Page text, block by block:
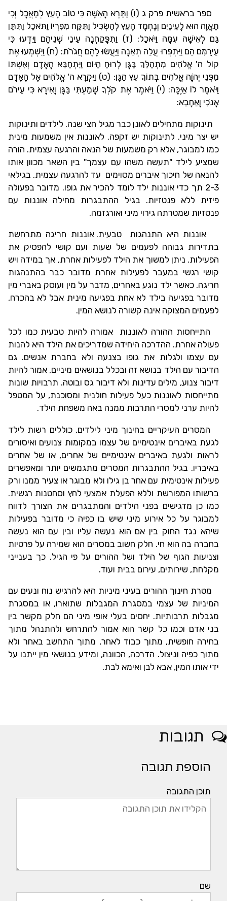
ספר בראשית פרק ג (ו) וַתֵּרֶא הָאִשָּׁה כִּי טוֹב הָעֵץ לְמַאֲכָל וְכִי
תַאֲוָה הוּא לָעֵינַיִם וְנֶחְמָד הָעֵץ לְהַשְׂכִּיל וַתִּקַּח מִפִּרְיוֹ וַתֹּאכַל וַתִּתֵּן
גַּם לְאִישָׁהּ עִמָּהּ וַיֹּאכַל: (ז) וַתִּפָּקַחְנָה עֵינֵי שְׁנֵיהֶם וַיֵּדְעוּ כִּי
עֵירֻמִּם הֵם וַיִּתְפְּרוּ עֲלֵה תְאֵנָה וַיַּעֲשׂוּ לָהֶם חֲגֹרֹת: (ח) וַיִּשְׁמְעוּ אֶת
קוֹל ה' אֱלֹהִים מִתְהַלֵּךְ בַּגָּן לְרוּחַ הַיּוֹם וַיִּתְחַבֵּא הָאָדָם וְאִשְׁתּוֹ
מִפְּנֵי יְהֹוָה אֱלֹהִים בְּתוֹךְ עֵץ הַגָּן: (ט) וַיִּקְרָא ה' אֱלֹהִים אֶל הָאָדָם
וַיֹּאמֶר לוֹ אַיֶּכָּה: (י) וַיֹּאמֶר אֶת קֹלְךָ שָׁמַעְתִּי בַּגָּן וָאִירָא כִּי עֵירֹם
אָנֹכִי וָאֵחָבֵא:
תינוקות מתחילים לאונן כבר מגיל חצי שנה. לילדים ותינוקות
יש יצר מיני. לתינוקות יש זקפה. לאוננות אין משמעות מינית
כמו למבוגר, אלא רק משמעות של הנאה והרגעה עצמית. הורה
שמציע לילד "תעשה משהו עם עצמך" בין השאר מכוון אותו
להנאה של חיכוך איברים מסוימים עד להרגעה עצמית. בגילאי
2-3 תך כדי אוננות ילד לומד להכיר את גופו. מדובר בפעולה
פיזית ללא פנטזיות. בגיל ההתבגרות מחילה אוננות עם
פנטזיות שמטרתה גירוי מיני ואורגזמה.
אוננות היא התנהגות
טבעית. אוננות חריגה מתרחשת
בתדירות גבוהה לפעמים של שעות ועם קושי להפסיק את
הפעילות. ניתן למשוך את הילד לפעילות אחרת, אך במידה ויש
קושי רגשי במעבר לפעילות אחרת מדובר כבר בהתנהגות
חריגה. כאשר ילד נוגע באחרים, מדבר על מין ועוסק באברי מין
מדובר בפגיעה בילד לא אחת בפגיעה מינית אבל לא בהכרח,
לפעמים המצוקה אינה קשורה לנושא המין.
התייחסות ההורה לאוננות אמורה להיות טבעית כמו לכל
פעולה אחרת. ההדרכה היחידה שמדריכים את הילד היא להנות
עם עצמו ולגלות את גופו בצנעה ולא בחברת אנשים. גם
הדיבור עם הילד בנושא זה ובכלל בנושאים מיניים, אמור להיות
דיבור צנוע, מילים עדינות ולא דיבור גס ובוטה. תרבויות שונות
מתייחסות לאוננות כעל פעילות חולנית ומסוכנת, על המטפל
להיות ערני למסרי התרבות ממנה באה משפחת הילד.
המסרים העיקריים בחינוך מיני לילדים, כוללים רשות לילד
לגעת באיברים אינטימיים של עצמו במקומות צנועים ואיסורים
לראות ולגעת באיברים אינטימיים של אחרים, או של אחרים
באיבריו. בגיל ההתבגרות המסרים מתגמשים יותר ומאפשרים
פעילות אינטימית עם אחר בן גילו ולא מבוגר או צעיר ממנו ורק
ברשותו המפורשת וללא הפעלת אמצעי לחץ וסחטנות רגשית.
כמו כן מדגישים בפני הילדים והמתבגרים את הצורך לדווח
למבוגר על כל אירוע מיני שיש בו כפיה כי מדובר בפעילות
שיהא נגד החוק בין אם הוא נעשה עליו ובין עם הוא נעשה
בחברה בה הוא חי. חלק חשוב במסרים הוא שמירה על פרטיות
וצניעות הגוף של הילד ושל ההורים על פי הגיל, כך בענייני
מקלחת, שירותים, עירום בבית ועוד.
מטרת חינוך ההורים בעיני מיניות היא להרגיש נוח ונעים עם
המיניות של עצמי במסגרת המגבלות שתוארו, או במסגרת
מגבלות תרבותיות. יחסים בעלי אופי מיני הם חלק מקשר בין
בני אדם וכמו כל קשר הוא אמור להתרחש ולהתנהל מתוך
בחירה חופשית, מתוך כבוד לאחר, מתוך התחשב באחר ולא
מתוך כפיה וניצול. הדרכה, הכוונה, ומידע בנושאי מין ייתנו על
ידי אותו המין, אבא לבן ואימא לבת.
תגובות
הוספת תגובה
תוכן התגובה
שם